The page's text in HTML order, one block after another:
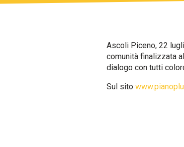
Ascoli Piceno, 22
comunità finalizzata
dialogo con tutti
Sul sito